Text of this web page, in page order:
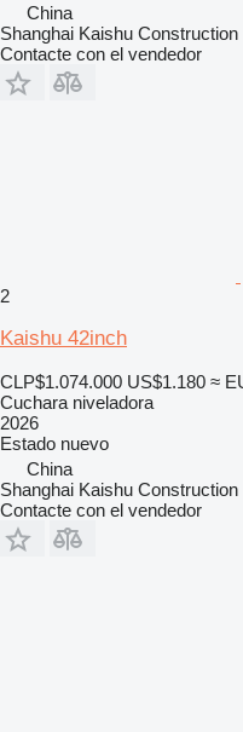
China
Shanghai Kaishu
Contacte con el vendedor
2
Kaishu 42inch
CLP$1.074.000 US$1.180 ≈
Cuchara niveladora
2026
Estado nuevo
China
Shanghai Kaishu
Contacte con el vendedor